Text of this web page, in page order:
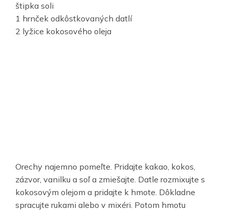
štipka soli
1 hrnček odkôstkovaných datlí
2 lyžice kokosového oleja
Orechy najemno pomeľte. Pridajte kakao, kokos,
zázvor, vanilku a soľ a zmiešajte. Datle rozmixujte s
kokosovým olejom a pridajte k hmote. Dôkladne
spracujte rukami alebo v mixéri. Potom hmotu